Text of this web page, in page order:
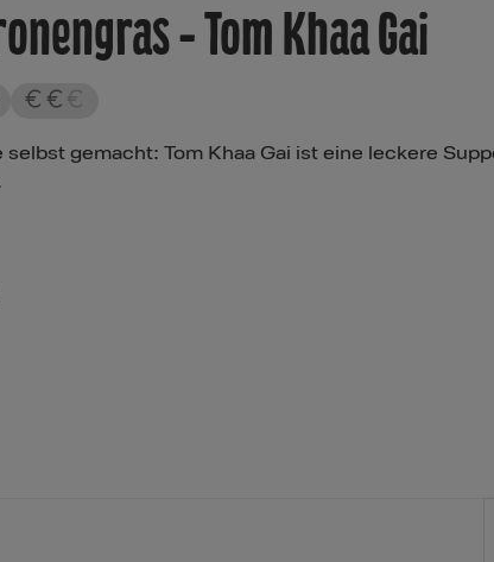
- Tom Khaa Gai
gemacht: Tom Khaa Gai ist eine leckere